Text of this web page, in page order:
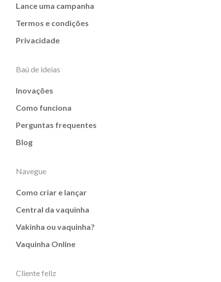
Lance uma campanha
Termos e condições
Privacidade
Baú de ideias
Inovações
Como funciona
Perguntas frequentes
Blog
Navegue
Como criar e lançar
Central da vaquinha
Vakinha ou vaquinha?
Vaquinha Online
Cliente feliz